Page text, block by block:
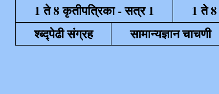
1 ते 8 कृतीपत्रिका - सत्र 1
1 ते
श्ब्द्पेढी संग्रह
सामान्यज्ञान चाचणी